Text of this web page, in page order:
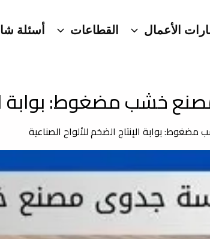
الأعمال القطاعات أسئلة
خشب مضغوط: بوابة
بوابة الإنتاج الضخم للألواح الصناعية